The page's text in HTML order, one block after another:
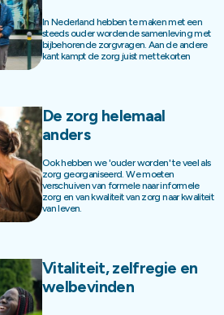
In Nederland hebben te maken met een
steeds ouder wordende samenleving met
bijbehorende zorgvragen. Aan de andere
kant kampt de zorg juist met tekorten
De zorg helemaal
anders
Ook hebben we 'ouder worden' te veel als
zorg georganiseerd. We moeten
verschuiven van formele naar informele
zorg en van kwaliteit van zorg naar kwaliteit
van leven.
Vitaliteit, zelfregie en
welbevinden